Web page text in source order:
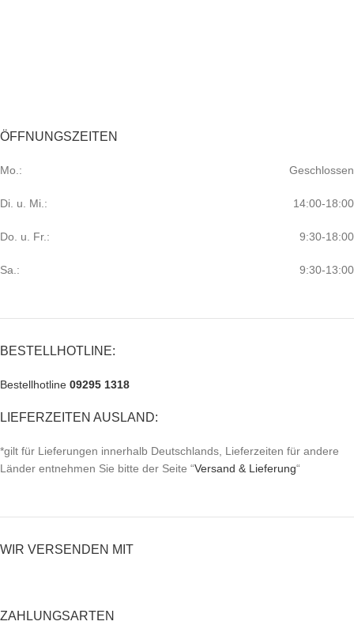
ÖFFNUNGSZEITEN
Mo.: Geschlossen
Di. u. Mi.: 14:00-18:00
Do. u. Fr.: 9:30-18:00
Sa.: 9:30-13:00
BESTELLHOTLINE:
Bestellhotline 09295 1318
LIEFERZEITEN AUSLAND:
*gilt für Lieferungen innerhalb Deutschlands, Lieferzeiten für andere
Länder entnehmen Sie bitte der Seite “Versand & Lieferung“
WIR VERSENDEN MIT
ZAHLUNGSARTEN